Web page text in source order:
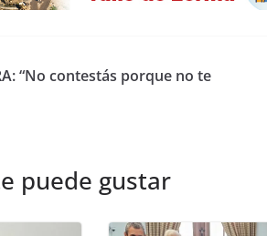
“No contestás porque no te
puede gustar